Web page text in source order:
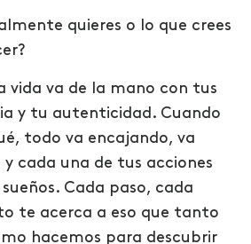
quieres o lo que crees
vida va de la mano con tus
y tu autenticidad. Cuando
todo va encajando, va
cada una de tus acciones
Cada paso, cada
te acerca a eso que tanto
hacemos para descubrir